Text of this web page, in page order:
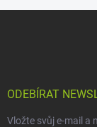
ODEBÍRAT
Vložte svůj e-mail a